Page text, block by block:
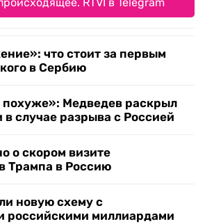
что стоит за первым
в Сербию
Медведев раскрыл
случае разрыва с Россией
о скором визите
Трампа в Россию
новую схему с
российскими миллиардами